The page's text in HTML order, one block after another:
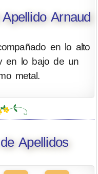
Arnaud
en lo alto
en lo bajo de un
metal.
Apellidos